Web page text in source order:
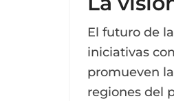
El futuro de
iniciativas
promueven
regiones del